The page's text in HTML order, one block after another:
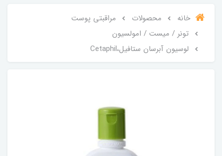
خانه محصولات
مراقبتی پوست
تونر / میست / امولسیون
لوسیون آبرسان ستافیل،Cetaphil